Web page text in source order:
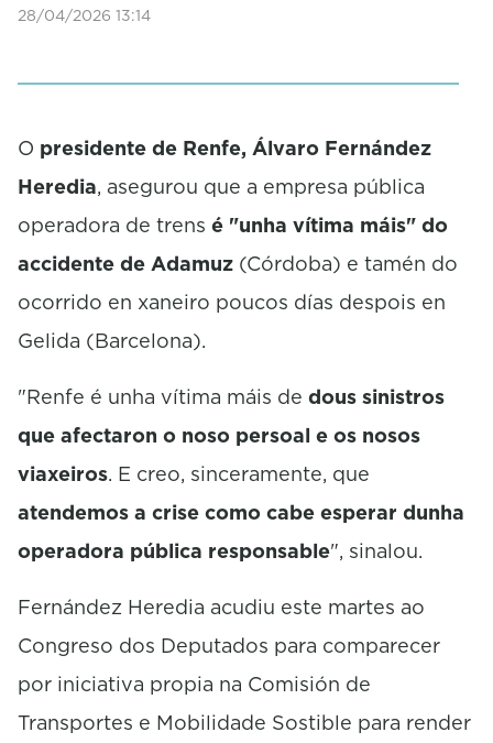
o
s
o
d
28/04/2026 13:14
O presidente de Renfe, Álvaro Fernández
Heredia, asegurou que a empresa pública
operadora de trens é "unha vítima máis" do
accidente de Adamuz (Córdoba) e tamén do
ocorrido en xaneiro poucos días despois en
Gelida (Barcelona).
"Renfe é unha vítima máis de dous sinistros
que afectaron o noso persoal e os nosos
viaxeiros. E creo, sinceramente, que
atendemos a crise como cabe esperar dunha
operadora pública responsable", sinalou.
Fernández Heredia acudiu este martes ao
Congreso dos Deputados para comparecer
por iniciativa propia na Comisión de
Transportes e Mobilidade Sostible para render